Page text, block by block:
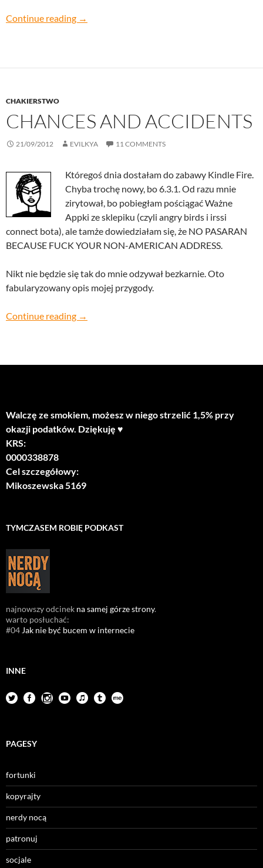
Continue reading factory reset windowsianego tabletu
→
CHAKIERSTWO
CHANCES AND ACCIDENTS
21/09/2012 EVILKYA 11 COMMENTS
Któregoś dnia dostałam do zabawy Kindle Fire.
Chyba trochę nowy, bo 6.3.1. Od razu mnie
zirytował, bo pobiegłam pościągać Ważne
Appki ze sklepiku (czyli angry birds i irssi
connect bota), ale tamże dowiedziałam się, że NO PASARAN
BECAUSE FUCK YOUR NON-AMERICAN ADDRESS.
Nikt nie będzie się tak do mnie odzywał bezkarnie. Oto
fabularyzowany opis mojej przygody.
Continue reading chances and accidents
→
Walczę ze smokiem, możesz w niego strzelić 1,5% przy
okazji podatków. Dziękuję ♥
KRS:
0000338878
Cel szczegółowy:
Mikoszewska 5169
TYMCZASEM ROBIĘ PODKAST
najnowszy odcinek na samej górze strony.
warto posłuchać:
#04Jak nie być bucem w internecie
INNE
PAGESY
fortunki
kopyrajty
nerdy nocą
patronuj
socjale